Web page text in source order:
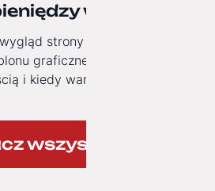
w błoto.
strony firmowej? Zobacz,
graficznego nie rozwiązuje
i kiedy warto zainwestować w
wszystkie